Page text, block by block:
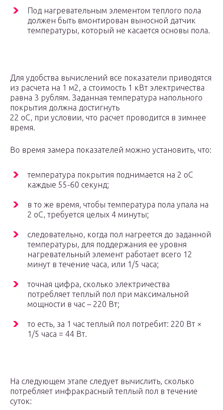
Под нагревательным элементом теплого пола
должен быть вмонтирован выносной датчик
температуры, который не касается основы пола.
Для удобства вычислений все показатели приводятся
из расчета на 1 м2, а стоимость 1 кВт электричества
равна 3 рублям. Заданная температура напольного
покрытия должна достигнуть
22 оС, при условии, что расчет проводится в зимнее
время.
Во время замера показателей можно установить, что:
температура покрытия поднимается на 2 оС
каждые 55-60 секунд;
в то же время, чтобы температура пола упала на
2 оС, требуется целых 4 минуты;
следовательно, когда пол нагреется до заданной
температуры, для поддержания ее уровня
нагревательный элемент работает всего 12
минут в течение часа, или 1/5 часа;
точная цифра, сколько электричества
потребляет теплый пол при максимальной
мощности в час – 220 Вт;
то есть, за 1 час теплый пол потребит: 220 Вт ×
1/5 часа = 44 Вт.
На следующем этапе следует вычислить, сколько
потребляет инфракрасный теплый пол в течение
суток: